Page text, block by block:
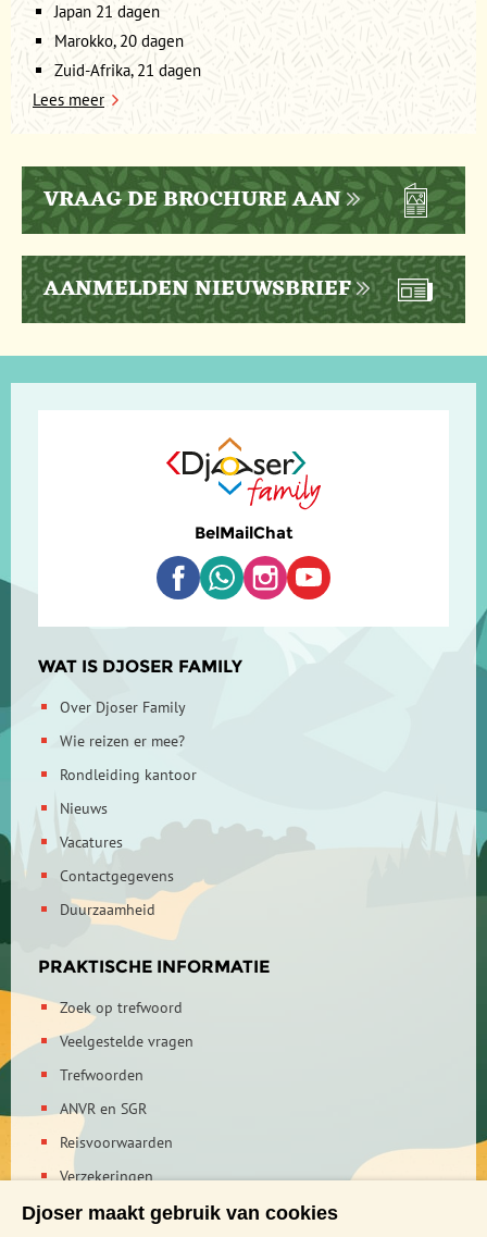
Japan 21 dagen
Marokko, 20 dagen
Zuid-Afrika, 21 dagen
Lees meer
VRAAG DE BROCHURE AAN
AANMELDEN NIEUWSBRIEF
BelMailChat
WAT IS DJOSER FAMILY
Over Djoser Family
Wie reizen er mee?
Rondleiding kantoor
Nieuws
Vacatures
Contactgegevens
Duurzaamheid
PRAKTISCHE INFORMATIE
Zoek op trefwoord
Veelgestelde vragen
Trefwoorden
ANVR en SGR
Reisvoorwaarden
Verzekeringen
Reis en boek met Djoser zekerheid
Djoser maakt gebruik van cookies